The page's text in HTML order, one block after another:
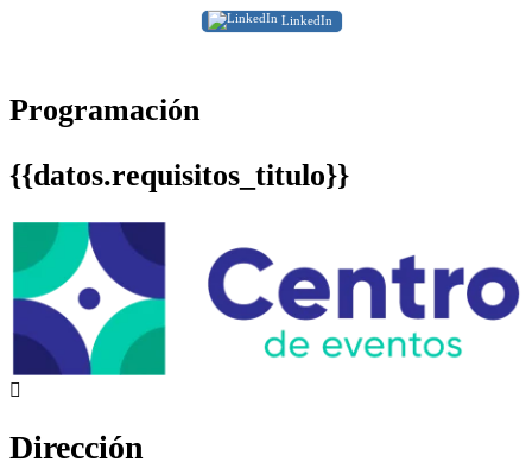
LinkedIn
Programación
{{datos.requisitos_titulo}}
Dirección